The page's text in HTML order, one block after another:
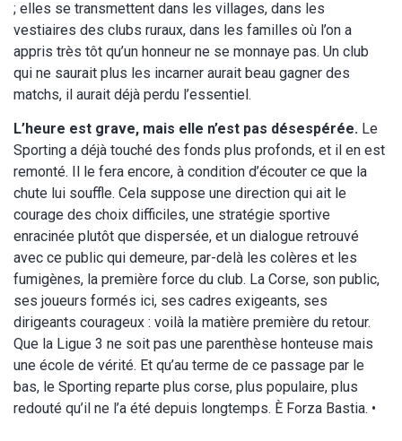
; elles se transmettent dans les villages, dans les
vestiaires des clubs ruraux, dans les familles où l’on a
appris très tôt qu’un honneur ne se monnaye pas. Un club
qui ne saurait plus les incarner aurait beau gagner des
matchs, il aurait déjà perdu l’essentiel.
L’heure est grave, mais elle n’est pas désespérée. Le
Sporting a déjà touché des fonds plus profonds, et il en est
remonté. Il le fera encore, à condition d’écouter ce que la
chute lui souffle. Cela suppose une direction qui ait le
courage des choix difficiles, une stratégie sportive
enracinée plutôt que dispersée, et un dialogue retrouvé
avec ce public qui demeure, par-delà les colères et les
fumigènes, la première force du club. La Corse, son public,
ses joueurs formés ici, ses cadres exigeants, ses
dirigeants courageux : voilà la matière première du retour.
Que la Ligue 3 ne soit pas une parenthèse honteuse mais
une école de vérité. Et qu’au terme de ce passage par le
bas, le Sporting reparte plus corse, plus populaire, plus
redouté qu’il ne l’a été depuis longtemps. È Forza Bastia. •